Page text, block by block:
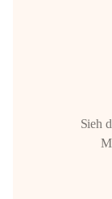
Sieh